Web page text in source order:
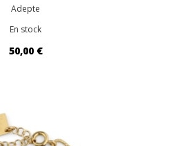
Adepte
En stock
50,00 €